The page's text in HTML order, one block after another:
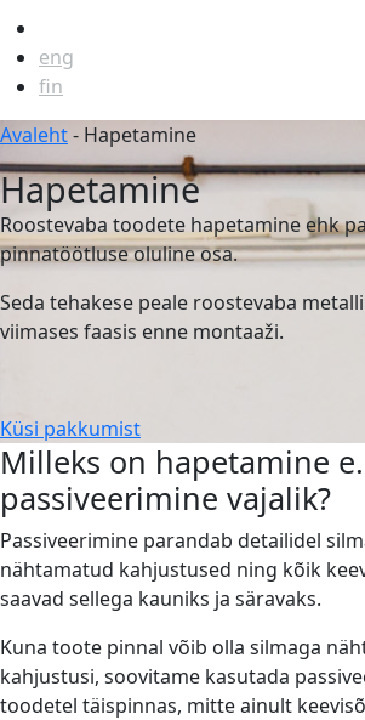
eng
fin
Avaleht- Hapetamine
Hapetamine
Roostevaba toodete hapetamine ehk
pinnatöötluse oluline osa.
Seda tehakese peale roostevaba
viimases faasis enne montaaži.
Küsi pakkumist
Milleks on hapetamine e.
passiveerimine vajalik?
Passiveerimine parandab detailidel
nähtamatud kahjustused ning kõik
saavad sellega kauniks ja säravaks.
Kuna toote pinnal võib olla silmaga
kahjustusi, soovitame kasutada
toodetel täispinnas, mitte ainult